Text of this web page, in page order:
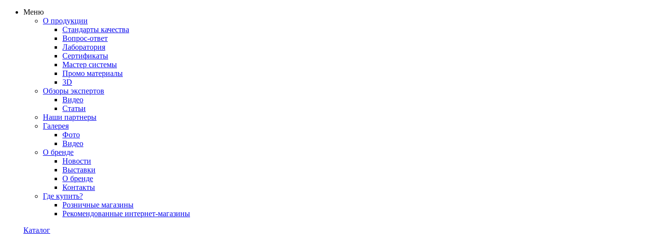
Меню
О продукции
Стандарты качества
Вопрос-ответ
Лаборатория
Сертификаты
Мастер системы
Промо материалы
3D
Обзоры экспертов
Видео
Статьи
Наши партнеры
Галерея
Фото
Видео
О бренде
Новости
Выставки
О бренде
Контакты
Где купить?
Розничные магазины
Рекомендованные интернет-магазины
Каталог